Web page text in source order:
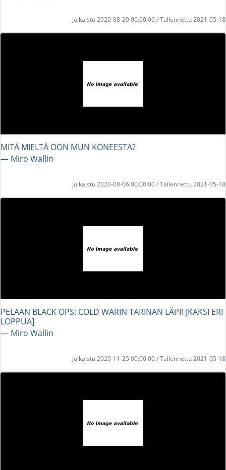
Julkaistu 2020-08-20 00:00:00 / Tallennettu 2021-05-18
MITÄ MIELTÄ OON MUN KONEESTA?
― Miro Wallin
Julkaistu 2020-08-06 00:00:00 / Tallennettu 2021-05-18
PELAAN BLACK OPS: COLD WARIN TARINAN LÄPI! [KAKSI ERI
LOPPUA]
― Miro Wallin
Julkaistu 2020-11-25 00:00:00 / Tallennettu 2021-05-18